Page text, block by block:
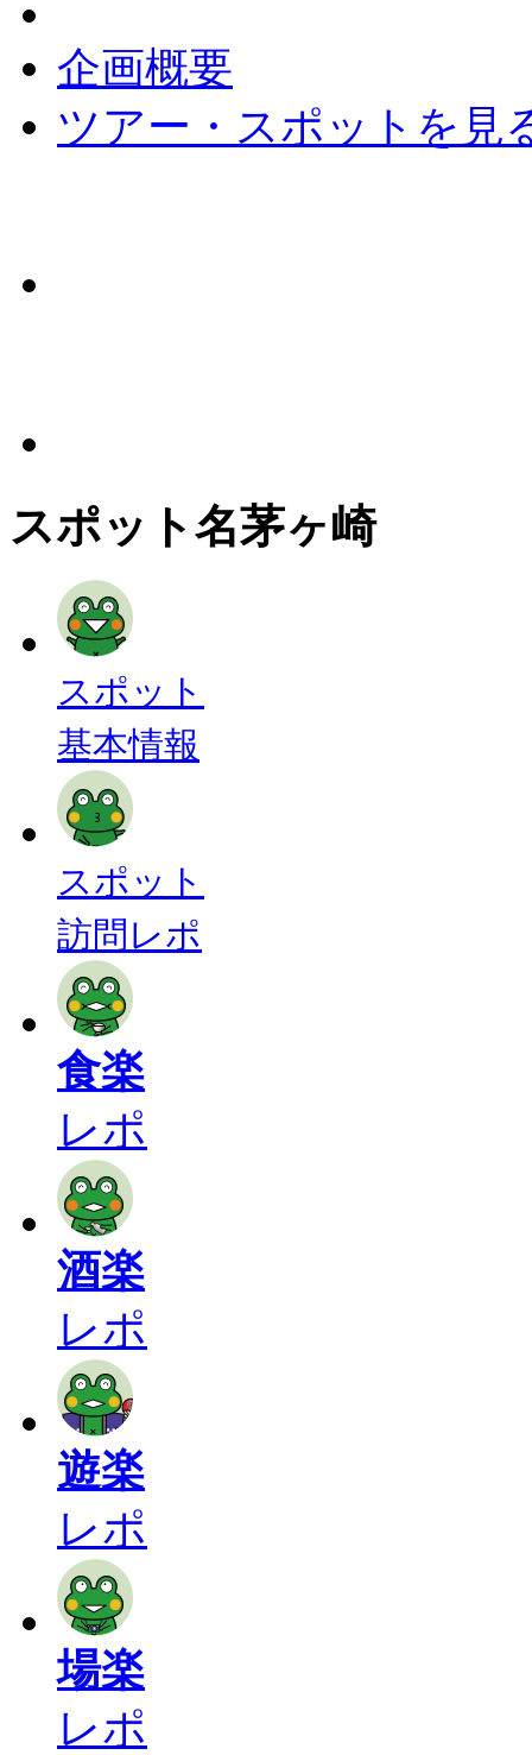
企画概要
ツアー・スポットを見
スポット名茅ヶ崎
スポット
基本情報
スポット
訪問レポ
食楽
レポ
酒楽
レポ
遊楽
レポ
場楽
レポ